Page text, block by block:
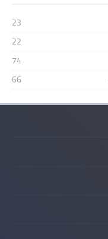
23
22
74
66